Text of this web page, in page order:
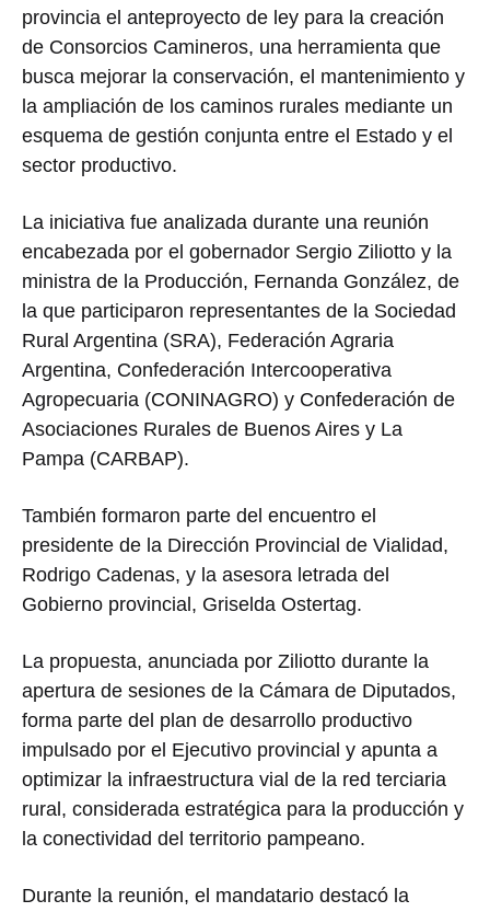
provincia el anteproyecto de ley para la creación
de Consorcios Camineros, una herramienta que
busca mejorar la conservación, el mantenimiento y
la ampliación de los caminos rurales mediante un
esquema de gestión conjunta entre el Estado y el
sector productivo.
La iniciativa fue analizada durante una reunión
encabezada por el gobernador Sergio Ziliotto y la
ministra de la Producción, Fernanda González, de
la que participaron representantes de la Sociedad
Rural Argentina (SRA), Federación Agraria
Argentina, Confederación Intercooperativa
Agropecuaria (CONINAGRO) y Confederación de
Asociaciones Rurales de Buenos Aires y La
Pampa (CARBAP).
También formaron parte del encuentro el
presidente de la Dirección Provincial de Vialidad,
Rodrigo Cadenas, y la asesora letrada del
Gobierno provincial, Griselda Ostertag.
La propuesta, anunciada por Ziliotto durante la
apertura de sesiones de la Cámara de Diputados,
forma parte del plan de desarrollo productivo
impulsado por el Ejecutivo provincial y apunta a
optimizar la infraestructura vial de la red terciaria
rural, considerada estratégica para la producción y
la conectividad del territorio pampeano.
Durante la reunión, el mandatario destacó la